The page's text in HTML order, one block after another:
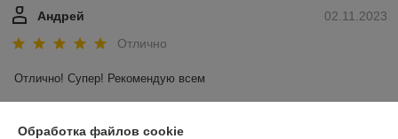
02.11.2023
Андрей
Отлично
Отлично! Супер! Рекомендую всем
Обработка файлов cookie